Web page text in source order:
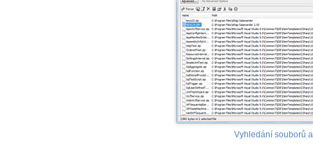
Vyhledání souborů